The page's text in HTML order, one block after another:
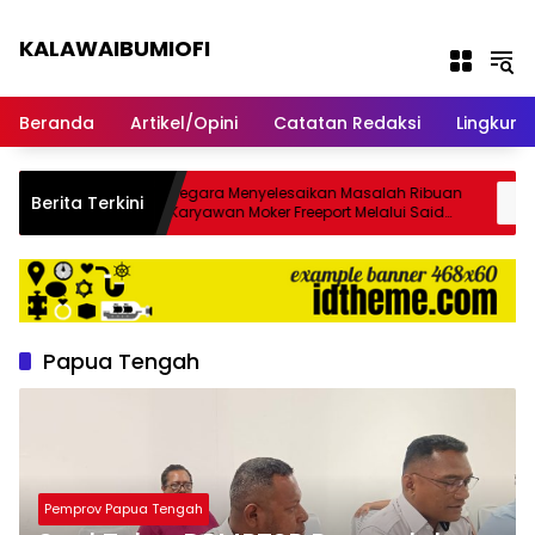
KALAWAIBUMIOFI
Beranda
Artikel/Opini Catatan Redaksi
Berita TerkiniNegara Menyelesaikan Masalah Ribuan
Karyawan Moker Freeport Melalui Said
Iqbal
Papua Tengah
Pemprov Papua Tengah